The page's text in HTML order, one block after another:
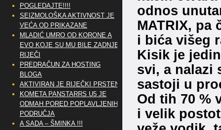
odnos
MATRIX, pa
i bića višeg
Kisik je
svi, a nalazi
sastoji u
Od tih 70 %
i velik
POGLEDAJTE!!!!
SEIZMOLOŠKA AKTIVNOST JE
VEĆA OD PRIKAZANE
MLADIĆ UMRO OD KORONE A
EVO KOJE SU MU BILE ZADNJE
RIJEČI
PREDRAČUN ZA HOSTING
BLOGA
AKTIVIRAN JE RIJEČKI PRSTEN
KOMETA PANSTARRS U5 JE
ODMAH PORED POPLAVLJENIH
PODRUČJA
A SADA – ŠMINKA !!!